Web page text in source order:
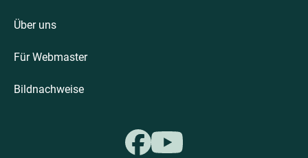
Über uns
Für Webmaster
Bildnachweise